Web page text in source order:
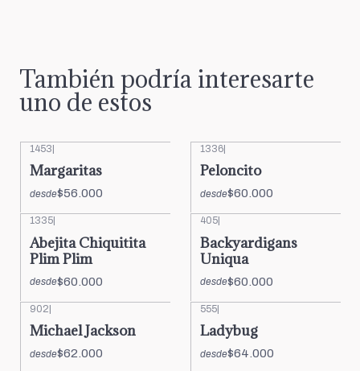
También podría interesarte
uno de estos
1453
Margaritas
desde$56.000
1336
Peloncito
desde$60.000
1335
Abejita Chiquitita
Plim Plim
desde$60.000
405
Backyardigans
Uniqua
desde$60.000
902|
Michael Jackson
desde$62.000
555|
Ladybug
desde$64.000